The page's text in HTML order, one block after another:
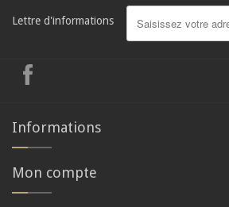
Lettre d'informations
Informations
Mon compte